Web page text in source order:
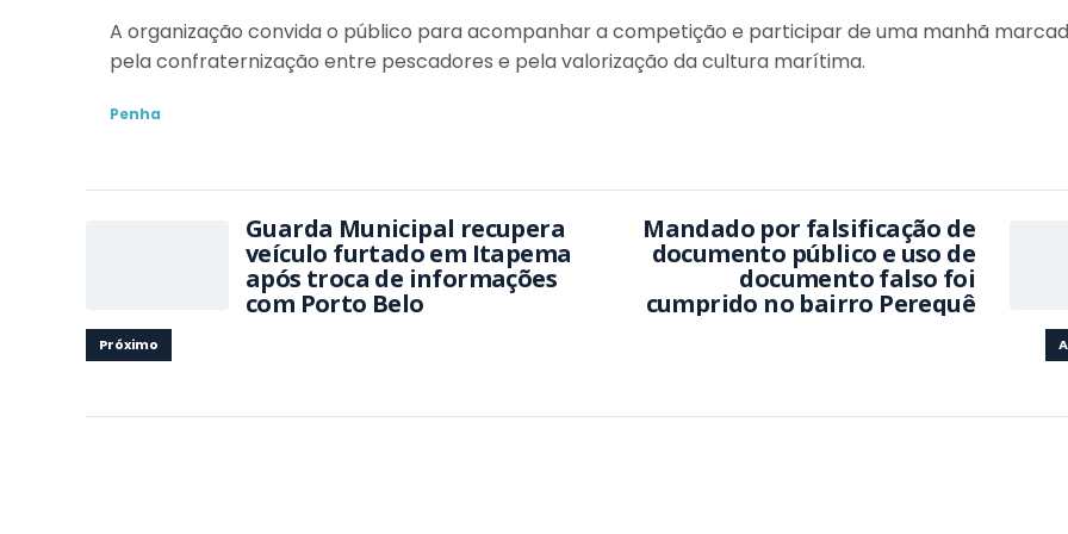
A organização convida o público para acompanhar a competição e participar de uma manhã
pela confraternização entre pescadores e pela valorização da cultura marítima.
Penha
Guarda Municipal recupera
veículo furtado em Itapema
após troca de informações
com Porto Belo
Próximo
Mandado por falsificação de
documento público e uso de
documento falso foi
cumprido no bairro Perequê